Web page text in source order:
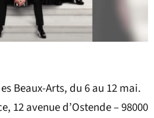
Beaux-Arts, du 6 au 12 mai.
12 avenue d’Ostende – 98000